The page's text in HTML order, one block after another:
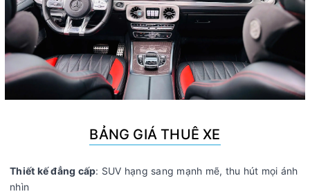
BẢNG GIÁ THUÊ XE
Thiết kế đẳng cấp: SUV hạng sang mạnh mẽ, thu hút mọi ánh
nhìn